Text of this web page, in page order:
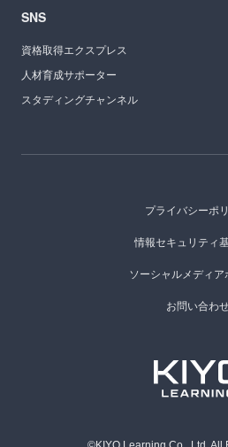
SNS
資格取得エクスプレス
人材育成サポーター
スタディングチャンネル
プライバシーポ
情報セキュリティ
ソーシャルメディア
お問い合わ